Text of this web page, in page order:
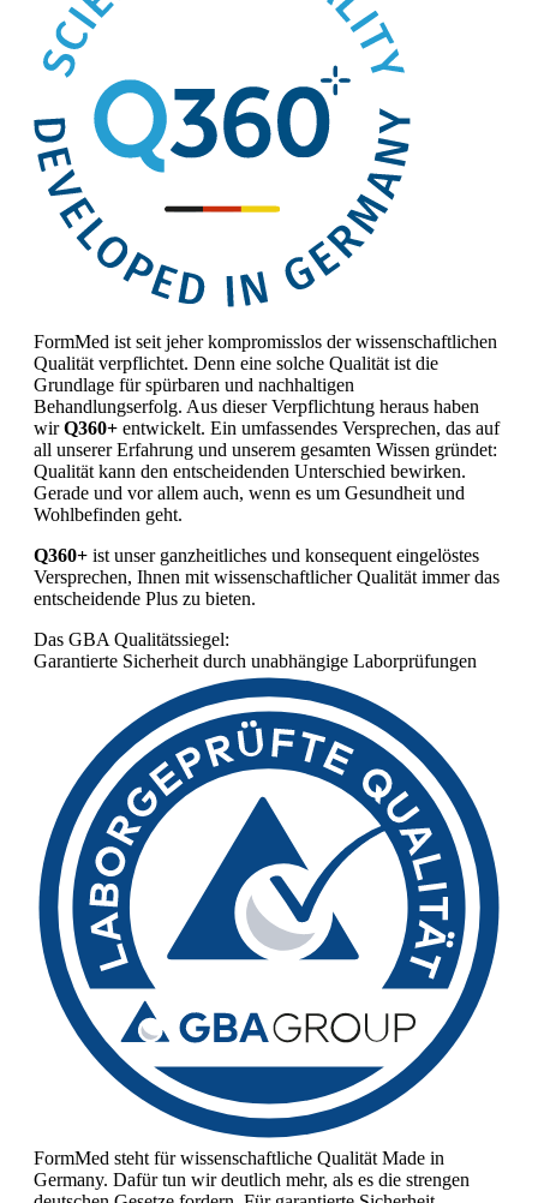
FormMed ist seit jeher kompromisslos der wissenschaftlichen
Qualität verpflichtet. Denn eine solche Qualität ist die
Grundlage für spürbaren und nachhaltigen
Behandlungserfolg. Aus dieser Verpflichtung heraus haben
wirQ360+ entwickelt. Ein umfassendes Versprechen, das auf
all unserer Erfahrung und unserem gesamten Wissen gründet:
Qualität kann den entscheidenden Unterschied bewirken.
Gerade und vor allem auch, wenn es um Gesundheit und
Wohlbefinden geht.
Q360+ ist unser ganzheitliches und konsequent eingelöstes
Versprechen, Ihnen mit wissenschaftlicher Qualität immer das
entscheidende Plus zu bieten.
Das GBA Qualitätssiegel:
Garantierte Sicherheit durch unabhängige Laborprüfungen
FormMed steht für wissenschaftliche Qualität Made in
Germany. Dafür tun wir deutlich mehr, als es die strengen